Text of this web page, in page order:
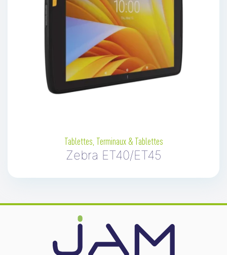
Tablettes Terminaux & Tablettes
Zebra ET40/ET45